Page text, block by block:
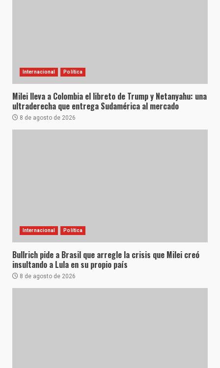
Internacional Política
Milei lleva a Colombia el libreto de Trump y Netanyahu: una
ultraderecha que entrega Sudamérica al mercado
8 de agosto de 2026
Internacional Política
Bullrich pide a Brasil que arregle la crisis que Milei creó
insultando a Lula en su propio país
8 de agosto de 2026